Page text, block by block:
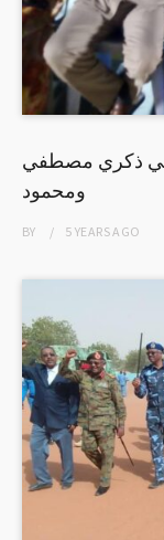
يحي ذكري مصطفي
ومحمود
BY 5 YEARSAGO